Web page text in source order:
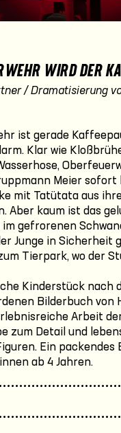
WIRD DER
/ Dramatisierung
ist gerade
Klar wie
Meier sofort
mit Tatütata aus
Aber kaum ist das
im gefrorenen
Junge in Sicherheit
Tierpark, wo der
Kinderstück nach
Bilderbuch von
Arbeit
zum Detail und
Ein packendes
ab 4 Jahren.